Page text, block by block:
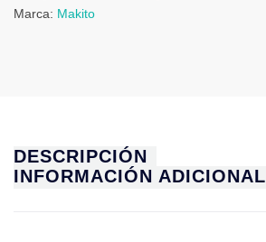
Marca: Makito
DESCRIPCIÓN
INFORMACIÓN ADICIONAL